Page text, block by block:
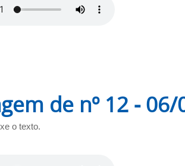
de nº 12 -
o texto.